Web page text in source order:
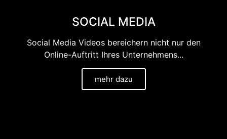
SOCIAL MEDIA
Social Media Videos bereichern nicht nur den
Online-Auftritt Ihres Unternehmens...
mehr dazu